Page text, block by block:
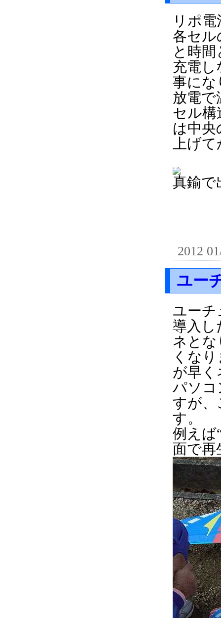
リポ
各セル
と時
充電
事にな
放電で
セル構
は中央
上げ
真鍮で
2012
ユー
ユーチ
導入し
ネとな
くな
が早く
パソコ
すが、
す。
例えば
面で再